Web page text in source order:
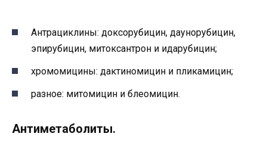
Антрациклины: доксорубицин, даунорубицин,
эпирубицин, митоксантрон и идарубицин;
хромомицины: дактиномицин и пликамицин;
разное: митомицин и блеомицин.
Антиметаболиты.